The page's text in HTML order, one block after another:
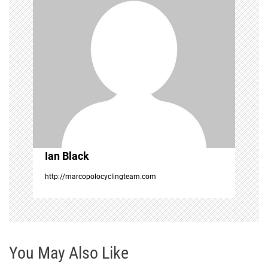
g
a
t
i
o
n
Ian Black
http://marcopolocyclingteam.com
You May Also Like